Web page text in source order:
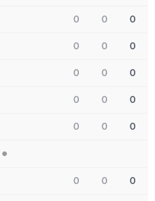
0 0 0
0 0 0
0 0 0
0 0 0
0 0 0
0 0 0